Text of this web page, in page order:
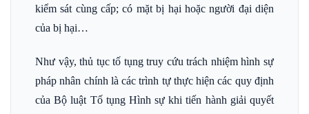
kiểm sát cùng cấp; có mặt bị hại hoặc người đại diện
của bị hại…
Như vậy, thủ tục tố tụng truy cứu trách nhiệm hình sự
pháp nhân chính là các trình tự thực hiện các quy định
của Bộ luật Tố tụng Hình sự khi tiến hành giải quyết